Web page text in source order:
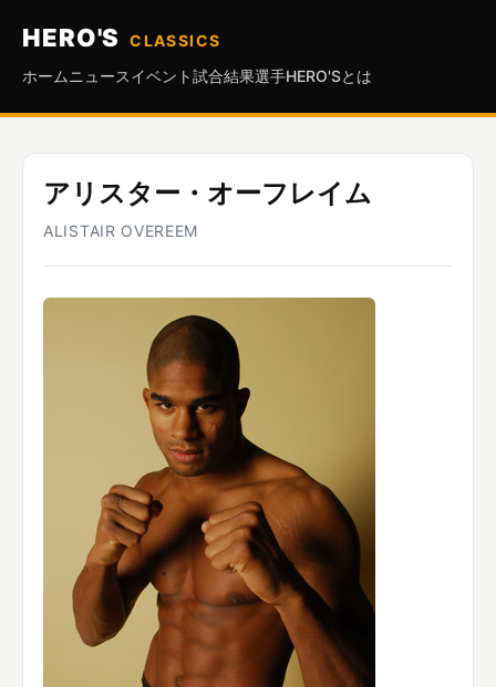
HERO'S
CLASSICS
ホーム ニュースイベント試合結果選手HERO'Sとは
アリスター・オーフレイム
ALISTAIR OVEREEM